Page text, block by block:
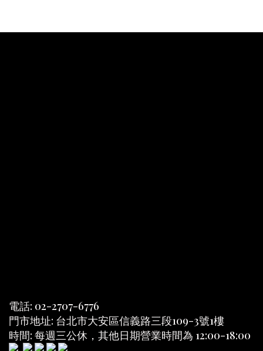
電話: 02-2707-6776
門市地址: 台北市大安區信義路三段109-3號1樓
時間: 每週三公休，其他日期營業時間為 12:00-18:00